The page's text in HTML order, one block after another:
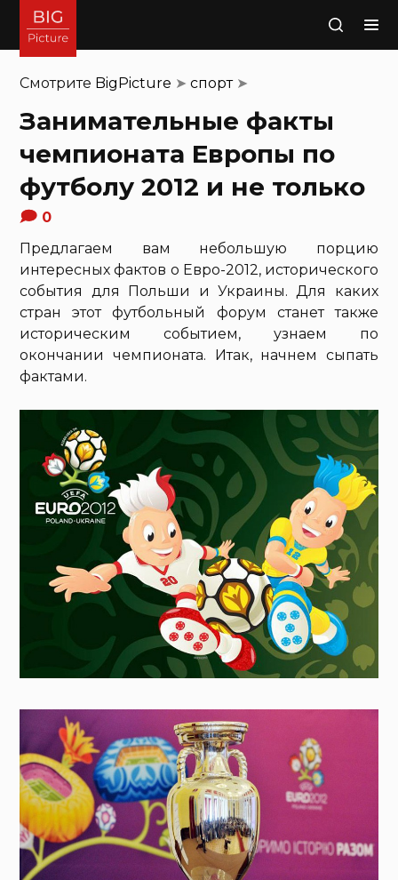
Поиск
Смотрите BigPicture ➤спорт➤
Занимательные факты
чемпионата Европы по
футболу 2012 и не только
0
Предлагаем вам небольшую порцию
интересных фактов о Евро-2012, исторического
события для Польши и Украины. Для каких
стран этот футбольный форум станет также
историческим событием, узнаем по
окончании чемпионата. Итак, начнем сыпать
фактами.